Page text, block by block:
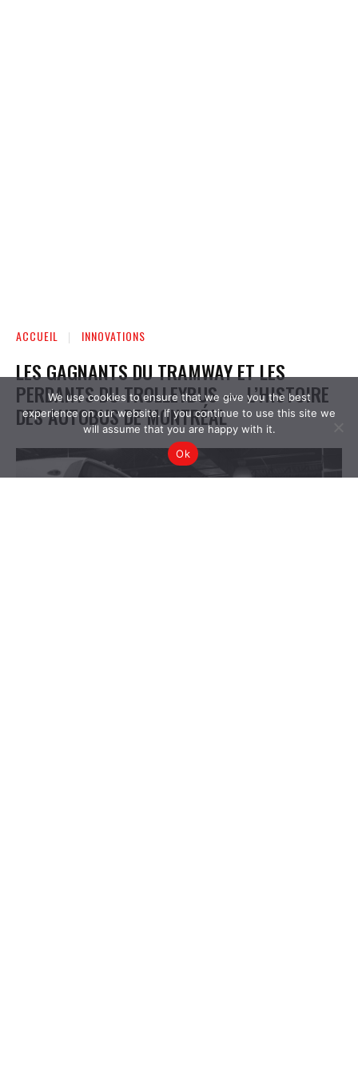
We use cookies to ensure that we give you the best
experience on our website. If you continue to use this site we
will assume that you are happy with it.
Ok